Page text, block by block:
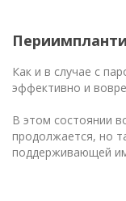
Как и в случае с
эффективно и
В этом состоянии
продолжается, но
поддерживающей